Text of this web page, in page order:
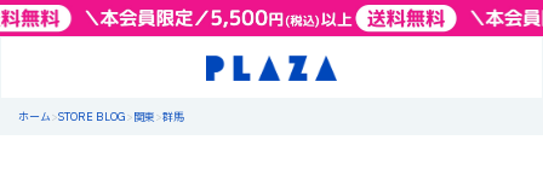
ホーム>STORE BLOG>関東>群馬